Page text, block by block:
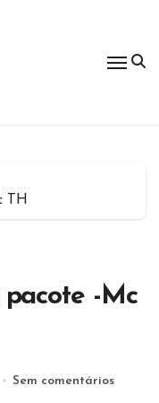
TH
-Mc
Sem comentários